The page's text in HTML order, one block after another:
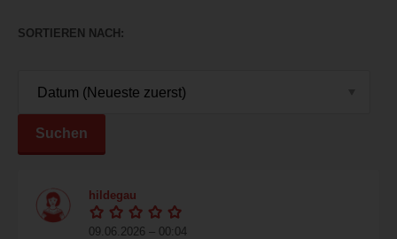
SORTIEREN NACH
Suchen
hildegau
09.06.2026 – 00:04